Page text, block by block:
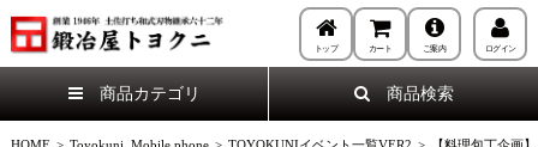
トップ カート ご案内 ログイン
商品カテゴリ 商品検索